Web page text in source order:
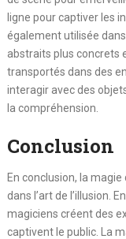
ligne pour captiver les
également utilisée
abstraits plus concrets
transportés dans des
interagir avec des
la compréhension.
Conclusion
En conclusion, la
dans l’art de l’illusion.
magiciens créent des
captivent le public. La